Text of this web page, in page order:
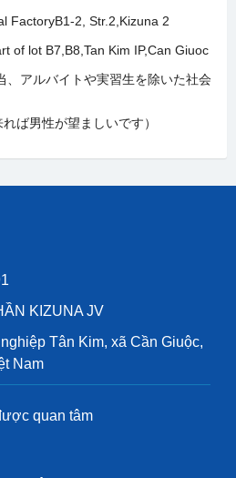
2, Str.2,Kizuna 2
Kim IP,Can Giuoc
アルバイトや実習生を除いた社会
男性が望ましいです）
KIZUNA JV
Tân Kim, xã Cần Giuộc,
Nam
quan tâm